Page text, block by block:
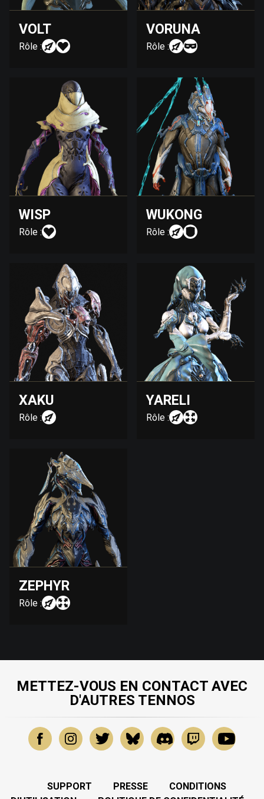
VOLT
Rôle :
VORUNA
Rôle :
WISP
Rôle :
WUKONG
Rôle :
XAKU
Rôle :
YARELI
Rôle :
ZEPHYR
Rôle :
METTEZ-VOUS EN CONTACT AVEC
D'AUTRES TENNOS
SUPPORT PRESSE
CONDITIONS